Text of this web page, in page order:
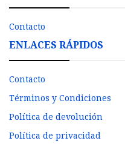
Contacto
ENLACES RÁPIDOS
Contacto
Términos y Condiciones
Política de devolución
Política de privacidad